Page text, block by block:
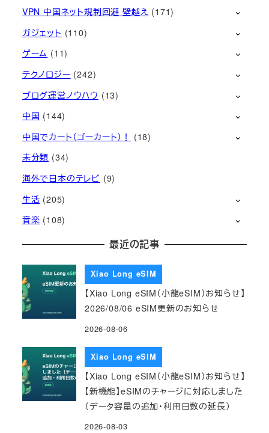
VPN 中国ネット規制回避 壁越え (171)
ガジェット (110)
ゲーム (11)
テクノロジー (242)
ブログ運営ノウハウ (13)
中国 (144)
中国でカート（ゴーカート）！
(18)
未分類 (34)
海外で日本のテレビ (9)
生活 (205)
音楽 (108)
最近の記事
Xiao Long eSIM
【Xiao Long eSIM（小龍eSIM）お知らせ】
2026/08/06 eSIM更新のお知らせ
2026-08-06
Xiao Long eSIM
【Xiao Long eSIM（小龍eSIM）お知らせ】
【新機能】eSIMのチャージに対応しました
（データ容量の追加・利用日数の延長）
2026-08-03